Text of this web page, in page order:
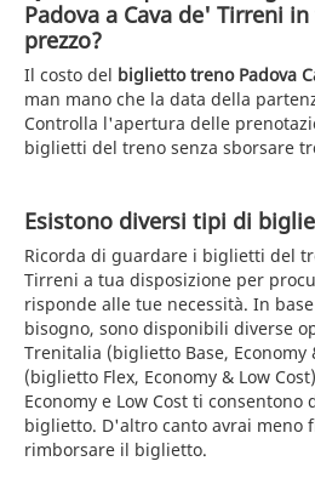
Padova a Cava de' Tirreni
prezzo?
Il costo del biglietto treno Padova
man mano che la data della
Controlla l'apertura delle
biglietti del treno senza sborsare
Esistono diversi tipi di
Ricorda di guardare i biglietti del
Tirreni a tua disposizione per
risponde alle tue necessità. In
bisogno, sono disponibili diverse
Trenitalia (biglietto Base, Economy
(biglietto Flex, Economy & Low
Economy e Low Cost ti
biglietto. D'altro canto avrai meno
rimborsare il biglietto.